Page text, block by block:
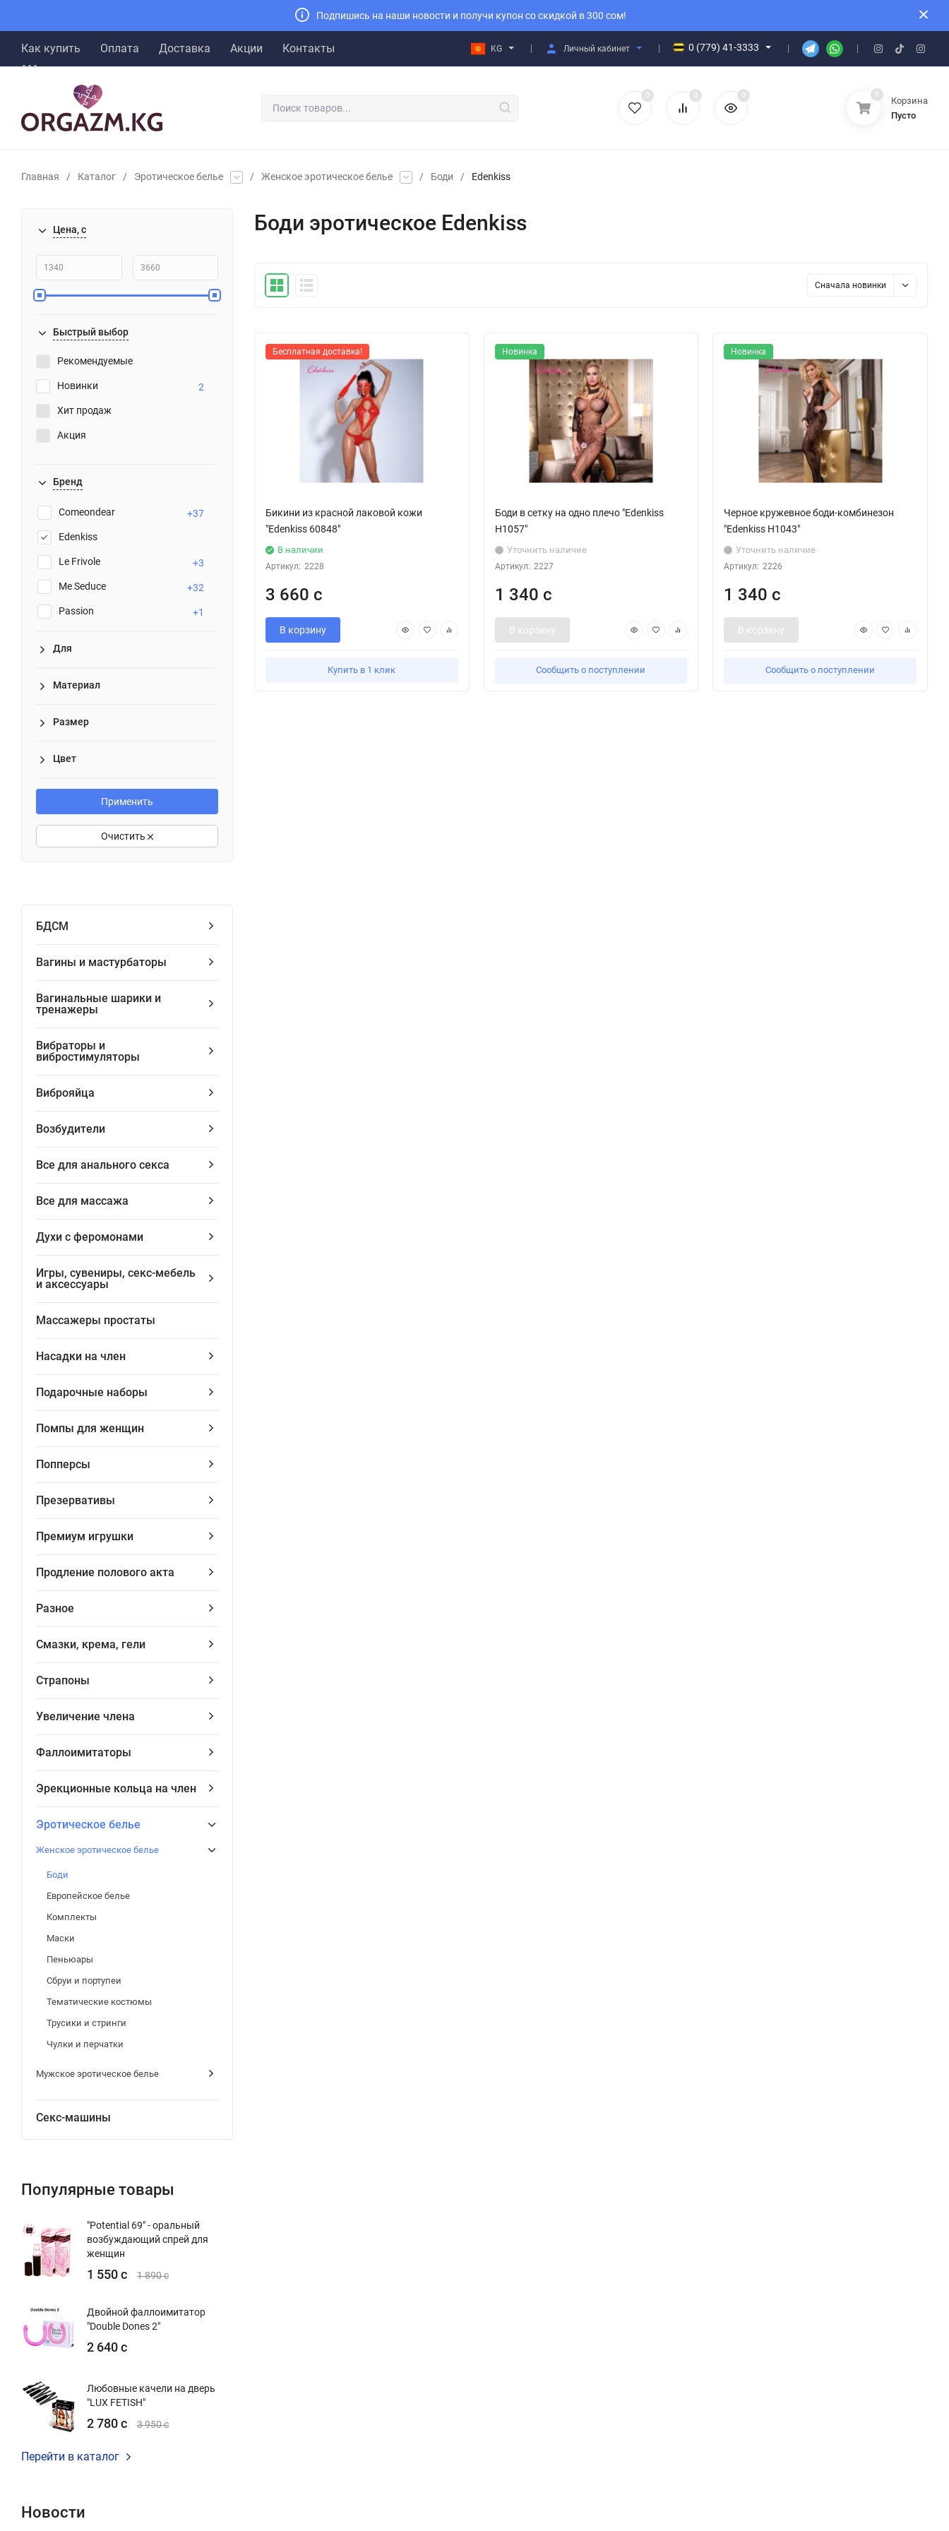
Подпишись на наши новости и получи купон со скидкой в 300 сом!
Как купить Оплата Доставка Акции Контакты KG Личный кабинет 0 (779) 41-3333
0 0 0 0
Корзина
Пусто
Главная / Каталог / Эротическое белье / Женское эротическое белье / Боди / Edenkiss
Цена, с
Быстрый выбор
Рекомендуемые
Новинки
2
Хит продаж
Акция
Бренд
Comeondear
+37
Edenkiss
Le Frivole
+3
Me Seduce
+32
Passion
+1
Для
Материал
Размер
Цвет
Применить
Очистить
БДСМ
Вагины и мастурбаторы
Вагинальные шарики и
тренажеры
Вибраторы и
вибростимуляторы
Виброяйца
Возбудители
Все для анального секса
Все для массажа
Духи с феромонами
Игры, сувениры, секс-мебель
и аксессуары
Массажеры простаты
Насадки на член
Подарочные наборы
Помпы для женщин
Попперсы
Презервативы
Премиум игрушки
Продление полового акта
Разное
Смазки, крема, гели
Страпоны
Увеличение члена
Фаллоимитаторы
Эрекционные кольца на член
Эротическое белье
Женское эротическое белье
Боди
Европейское белье
Комплекты
Маски
Пеньюары
Сбруи и портупеи
Тематические костюмы
Трусики и стринги
Чулки и перчатки
Мужское эротическое белье
Секс-машины
Популярные товары
"Potential 69" - оральный
возбуждающий спрей для
женщин
1 550 с 1 890 с
Двойной фаллоимитатор
"Double Dones 2"
2 640 с
Любовные качели на дверь
"LUX FETISH"
2 780 с 3 950 с
Перейти в каталог
Новости
Боди эротическое Edenkiss
Сначала новинки
Бесплатная доставка!
Бикини из красной лаковой кожи
"Edenkiss 60848"
В наличии
Артикул: 2228
3 660 с
В корзину
Купить в 1 клик
Новинка
Боди в сетку на одно плечо "Edenkiss
H1057"
Уточнить наличие
Артикул: 2227
1 340 с
В корзину
Сообщить о поступлении
Новинка
Черное кружевное боди-комбинезон
"Edenkiss H1043"
Уточнить наличие
Артикул: 2226
1 340 с
В корзину
Сообщить о поступлении